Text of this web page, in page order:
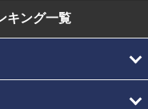
キング一覧